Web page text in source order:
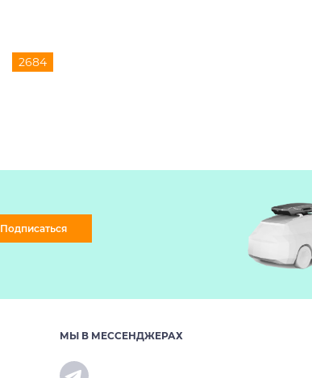
2684
Подписаться
МЫ В МЕССЕНДЖЕРАХ